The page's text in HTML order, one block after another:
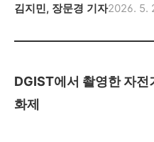
김지민, 장문경 기자2026. 5.
DGIST에서 촬영한 자전
화제